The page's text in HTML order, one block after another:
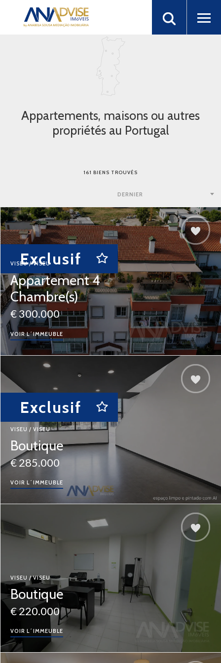
Appartements, maisons ou autres
propriétés au Portugal
161 BIENS TROUVÉS
DERNIER
Exclusif
VISEU / VISEU
Appartement 4
Chambre(s)
€ 300.000
VOIR L´IMMEUBLE
Exclusif
VISEU / VISEU
Boutique
€ 285.000
VOIR L´IMMEUBLE
VISEU / VISEU
Boutique
€ 220.000
VOIR L´IMMEUBLE